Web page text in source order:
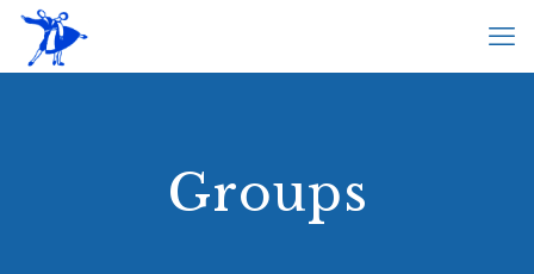
Groups